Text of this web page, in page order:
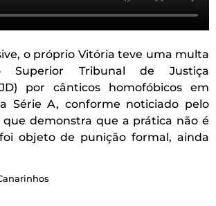
o próprio Vitória teve uma multa
Superior Tribunal de Justiça
por cânticos homofóbicos em
Série A, conforme noticiado pelo
que demonstra que a prática não é
objeto de punição formal, ainda